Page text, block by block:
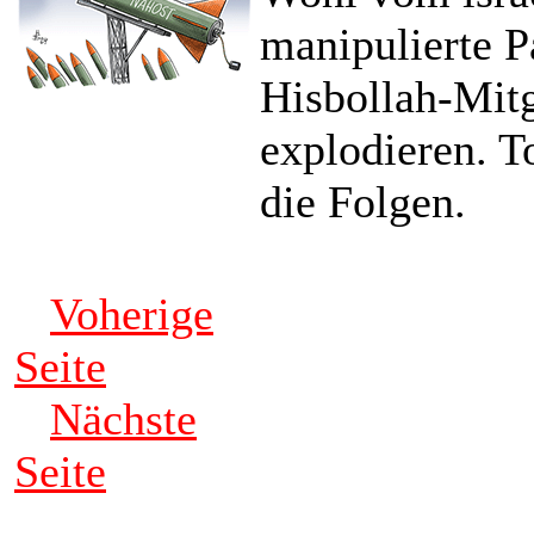
manipulierte
Hisbollah-
explodieren.
die Folgen.
Voherige
Seite
Nächste
Seite